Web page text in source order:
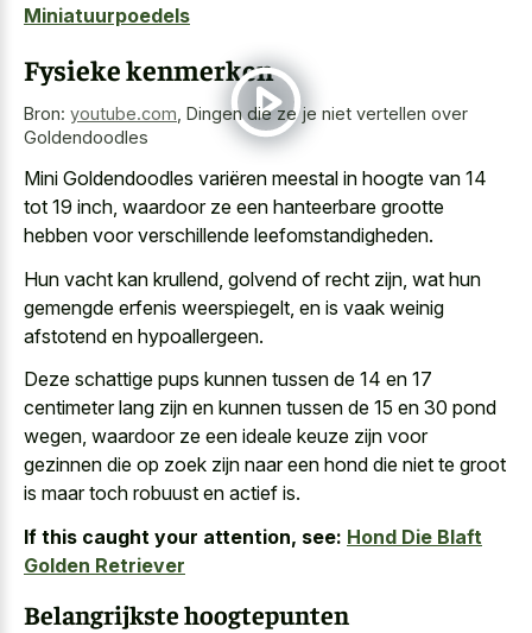
Miniatuurpoedels
Fysieke kenmerken
Bron: youtube.com Dingen die ze je niet vertellen over
Goldendoodles
Mini Goldendoodles variëren meestal in hoogte van 14
tot 19 inch, waardoor ze een hanteerbare grootte
hebben voor verschillende leefomstandigheden.
Hun vacht kan krullend, golvend of recht zijn, wat hun
gemengde erfenis weerspiegelt, en is vaak weinig
afstotend en hypoallergeen.
Deze schattige pups kunnen tussen de 14 en 17
centimeter lang zijn en kunnen tussen de 15 en 30 pond
wegen, waardoor ze een ideale keuze zijn voor
gezinnen die op zoek zijn naar een hond die niet te groot
is maar toch robuust en actief is.
If this caught your attention, see: Hond Die Blaft
Golden Retriever
Belangrijkste hoogtepunten